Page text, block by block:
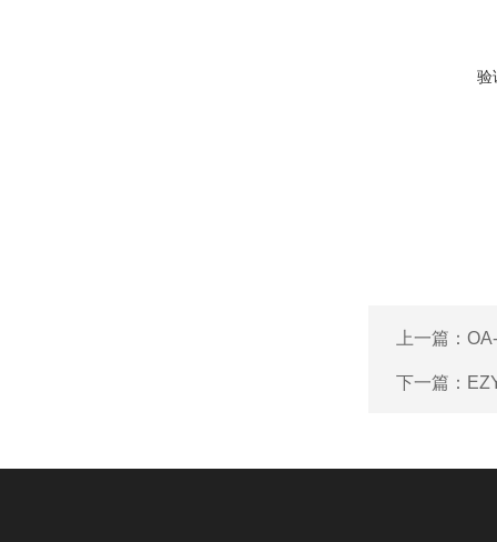
验
上一篇：
下一篇：